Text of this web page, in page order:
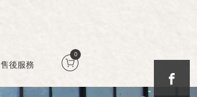
售後服務
0